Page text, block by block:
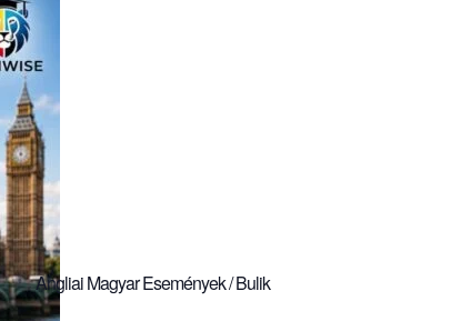
Angliai Magyar Események / Bulik